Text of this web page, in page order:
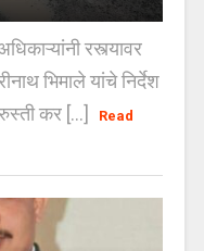
रस्त्यावर
भिमाले यांचे निर्देश
कर [...]
Read